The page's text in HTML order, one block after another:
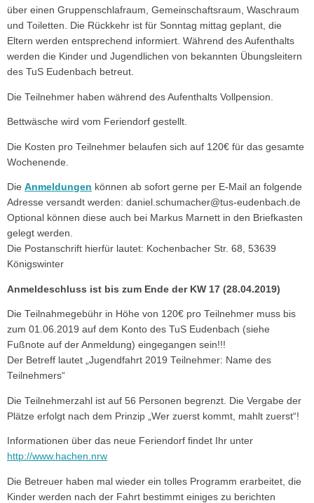
über einen Gruppenschlafraum, Gemeinschaftsraum, Waschraum
und Toiletten. Die Rückkehr ist für Sonntag mittag geplant, die
Eltern werden entsprechend informiert. Während des Aufenthalts
werden die Kinder und Jugendlichen von bekannten Übungsleitern
des TuS Eudenbach betreut.
Die Teilnehmer haben während des Aufenthalts Vollpension.
Bettwäsche wird vom Feriendorf gestellt.
Die Kosten pro Teilnehmer belaufen sich auf 120€ für das gesamte
Wochenende.
Die Anmeldungen können ab sofort gerne per E-Mail an folgende
Adresse versandt werden: daniel.schumacher@tus-eudenbach.de
Optional können diese auch bei Markus Marnett in den Briefkasten
gelegt werden.
Die Postanschrift hierfür lautet: Kochenbacher Str. 68, 53639
Königswinter
Anmeldeschluss ist bis zum Ende der KW 17 (28.04.2019)
Die Teilnahmegebühr in Höhe von 120€ pro Teilnehmer muss bis
zum 01.06.2019 auf dem Konto des TuS Eudenbach (siehe
Fußnote auf der Anmeldung) eingegangen sein!!!
Der Betreff lautet „Jugendfahrt 2019 Teilnehmer: Name des
Teilnehmers“
Die Teilnehmerzahl ist auf 56 Personen begrenzt. Die Vergabe der
Plätze erfolgt nach dem Prinzip „Wer zuerst kommt, mahlt zuerst“!
Informationen über das neue Feriendorf findet Ihr unter
http://www.hachen.nrw
Die Betreuer haben mal wieder ein tolles Programm erarbeitet, die
Kinder werden nach der Fahrt bestimmt einiges zu berichten